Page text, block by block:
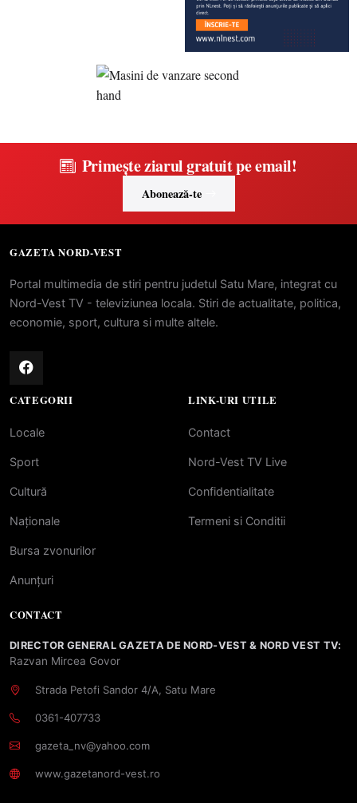
Primește ziarul gratuit pe email!
Abonează-te
GAZETA NORD-VEST
Portal multimedia de stiri pentru judetul Satu Mare, integrat cu
Nord-Vest TV - televiziunea locala. Stiri de actualitate, politica,
economie, sport, cultura si multe altele.
CATEGORII
Locale
Sport
Cultură
Naționale
Bursa zvonurilor
Anunțuri
LINK-URI UTILE
Contact
Nord-Vest TV Live
Confidentialitate
Termeni si Conditii
CONTACT
DIRECTOR GENERAL GAZETA DE NORD-VEST & NORD VEST TV:
Razvan Mircea Govor
Strada Petofi Sandor 4/A, Satu Mare
0361-407733
gazeta_nv@yahoo.com
www.gazetanord-vest.ro